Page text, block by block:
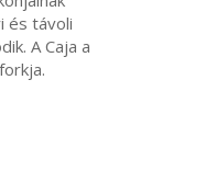
és távoli
A Caja a